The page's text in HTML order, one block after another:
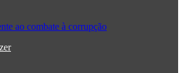
ao combate à corrupção